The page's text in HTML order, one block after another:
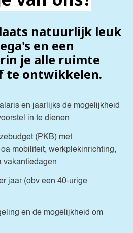
natuurlijk leuk
en een
je alle ruimte
te ontwikkelen.
en jaarlijks de mogelijkheid
in te dienen
(PKB) met
mobiliteit, werkplekinrichting,
vakantiedagen
jaar (obv een 40-urige
en de mogelijkheid om